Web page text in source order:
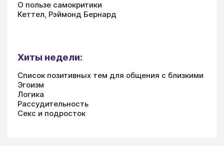
О пользе самокритики
Кеттел, Рэймонд Бернард
Хиты недели:
Список позитивных тем для общения с близкими
Эгоизм
Логика
Рассудительность
Секс и подросток